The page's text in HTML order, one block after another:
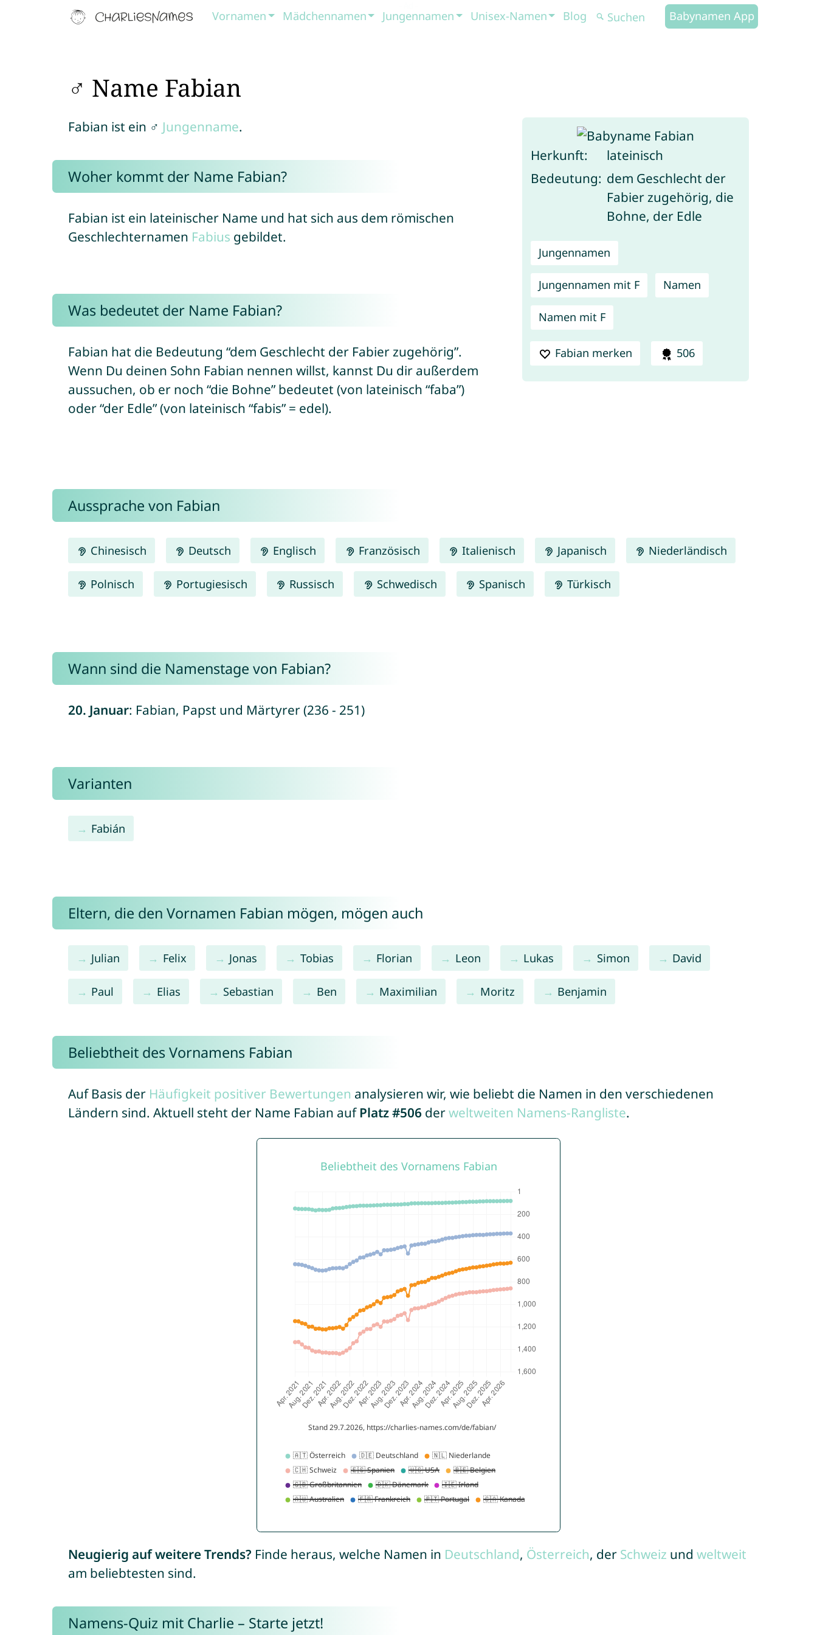
Vornamen Mädchennamen Jungennamen Unisex-Namen Blog Babynamen App
♂ Name Fabian
Herkunft:
lateinisch
Bedeutung: dem Geschlecht der
Fabier zugehörig, die
Bohne, der Edle
Jungennamen
Jungennamen mit F Namen
Namen mit F
Fabian merken 506
Fabian ist ein ♂ Jungenname.
Woher kommt der Name Fabian?
Fabian ist ein lateinischer Name und hat sich aus dem römischen
Geschlechternamen Fabius gebildet.
Was bedeutet der Name Fabian?
Fabian hat die Bedeutung “dem Geschlecht der Fabier zugehörig”.
Wenn Du deinen Sohn Fabian nennen willst, kannst Du dir außerdem
aussuchen, ob er noch “die Bohne” bedeutet (von lateinisch “faba”)
oder “der Edle” (von lateinisch “fabis” = edel).
Aussprache von Fabian
Chinesisch Deutsch Englisch Französisch Italienisch Japanisch Niederländisch
Polnisch Portugiesisch Russisch Schwedisch Spanisch Türkisch
Wann sind die Namenstage von Fabian?
20. Januar: Fabian, Papst und Märtyrer (236 - 251)
Varianten
Fabián
Eltern, die den Vornamen Fabian mögen, mögen auch
Julian Felix Jonas Tobias Florian Leon Lukas Simon David
Paul Elias Sebastian Ben Maximilian Moritz Benjamin
Beliebtheit des Vornamens Fabian
Auf Basis der Häufigkeit positiver Bewertungen analysieren wir, wie beliebt die Namen in den verschiedenen
Ländern sind. Aktuell steht der Name Fabian auf Platz #506 derweltweiten Namens-Rangliste.
Neugierig auf weitere Trends? Finde heraus, welche Namen in Deutschland, Österreich, der Schweiz und weltweit
am beliebtesten sind.
Namens-Quiz mit Charlie – Starte jetzt!